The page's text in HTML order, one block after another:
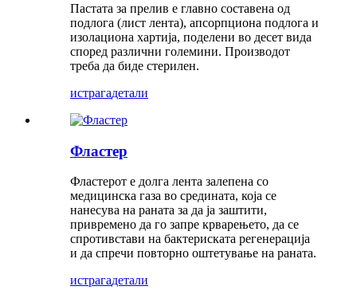
Пастата за прелив е главно составена од
подлога (лист лента), апсорпциона подлога и
изолациона хартија, поделени во десет вида
според различни големини. Производот
треба да биде стерилен.
истрагадетали
Фластер
Фластерот е долга лента залепена со
медицинска газа во средината, која се
нанесува на раната за да ја заштити,
привремено да го запре крварењето, да се
спротивстави на бактериската регенерација
и да спречи повторно оштетување на раната.
истрагадетали